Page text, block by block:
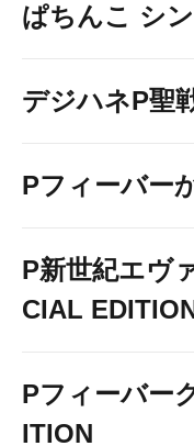
ぱちんこ シ
デジハネP聖
Pフィーバー
P新世紀エヴ
CIAL
Pフィーバー
ITION